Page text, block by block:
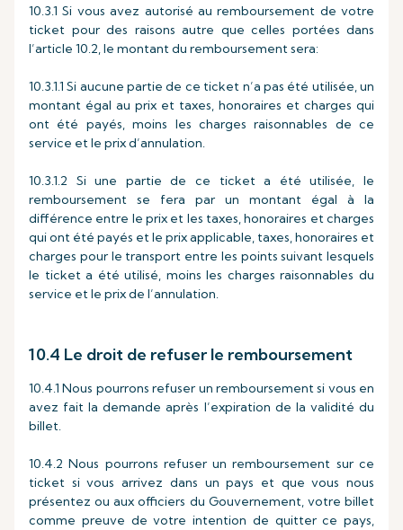
10.3.1 Si vous avez autorisé au remboursement de votre
ticket pour des raisons autre que celles portées dans
l’article 10.2, le montant du remboursement sera:
10.3.1.1 Si aucune partie de ce ticket n’a pas été utilisée, un
montant égal au prix et taxes, honoraires et charges qui
ont été payés, moins les charges raisonnables de ce
service et le prix d’annulation.
10.3.1.2 Si une partie de ce ticket a été utilisée, le
remboursement se fera par un montant égal à la
différence entre le prix et les taxes, honoraires et charges
qui ont été payés et le prix applicable, taxes, honoraires et
charges pour le transport entre les points suivant lesquels
le ticket a été utilisé, moins les charges raisonnables du
service et le prix de l’annulation.
10.4 Le droit de refuser le remboursement
10.4.1 Nous pourrons refuser un remboursement si vous en
avez fait la demande après l’expiration de la validité du
billet.
10.4.2 Nous pourrons refuser un remboursement sur ce
ticket si vous arrivez dans un pays et que vous nous
présentez ou aux officiers du Gouvernement, votre billet
comme preuve de votre intention de quitter ce pays,